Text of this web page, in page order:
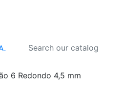
6 Redondo 4,5 mm